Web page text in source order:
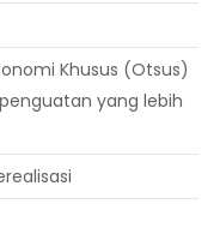
Khusus (Otsus)
yang lebih